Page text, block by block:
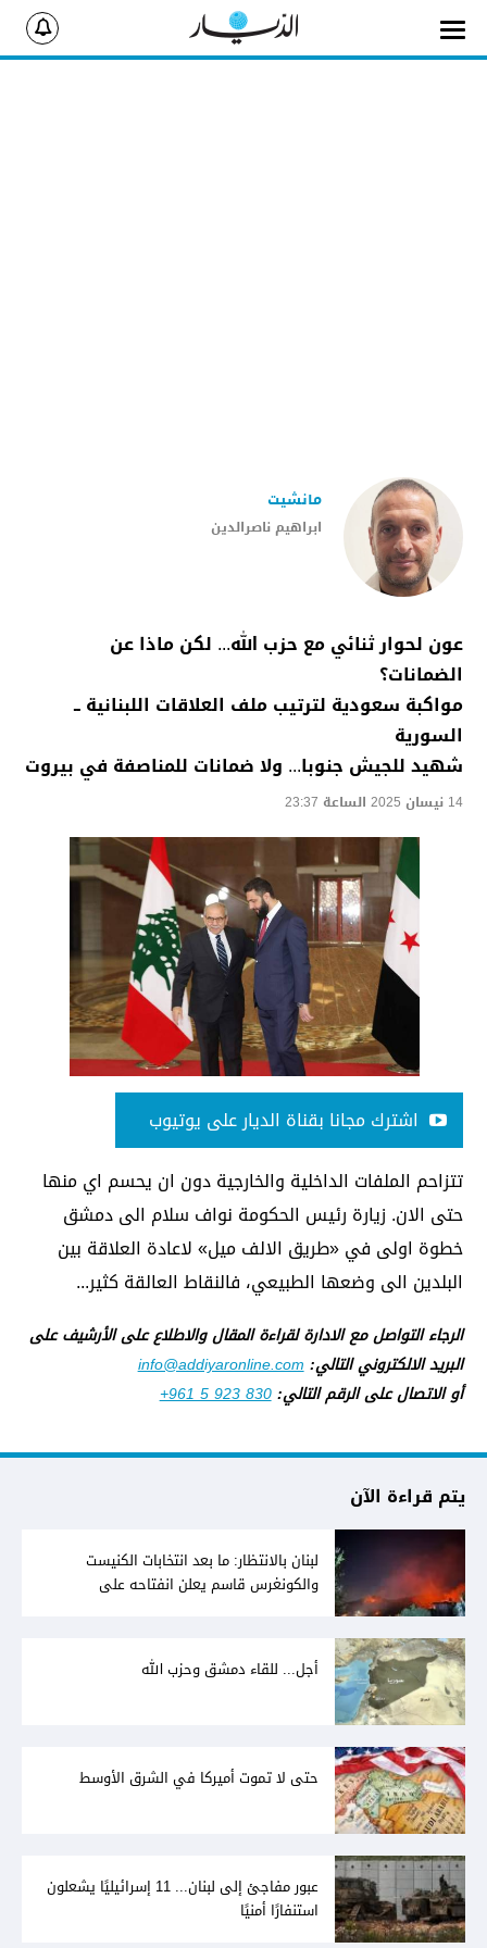
ابراهيم ناصرالدين
مانشيت
عون لحوار ثنائي مع حزب الله... لكن ماذا عن
الضمانات؟
مواكبة سعودية لترتيب ملف العلاقات اللبنانية ــ
السورية
شهيد للجيش جنوبا... ولا ضمانات للمناصفة في بيروت
14 نيسان 2025 الساعة 23:37
اشترك مجانا بقناة الديار على يوتيوب
تتزاحم الملفات الداخلية والخارجية دون ان يحسم اي منها
حتى الان. زيارة رئيس الحكومة نواف سلام الى دمشق
خطوة اولى في «طريق الالف ميل» لاعادة العلاقة بين
البلدين الى وضعها الطبيعي، فالنقاط العالقة كثير...
الرجاء التواصل مع الادارة لقراءة المقال والاطلاع على الأرشيف على
البريد الالكتروني التالي:info@addiyaronline.com
أو الاتصال على الرقم التالي:+961 5 923 830
يتم قراءة الآن
لبنان بالانتظار: ما بعد انتخابات الكنيست
والكونغرس قاسم يعلن انفتاحه على
أجل... للقاء دمشق وحزب الله
حتى لا تموت أميركا في الشرق الأوسط
عبور مفاجئ إلى لبنان... 11 إسرائيليًا يشعلون
استنفارًا أمنيًا